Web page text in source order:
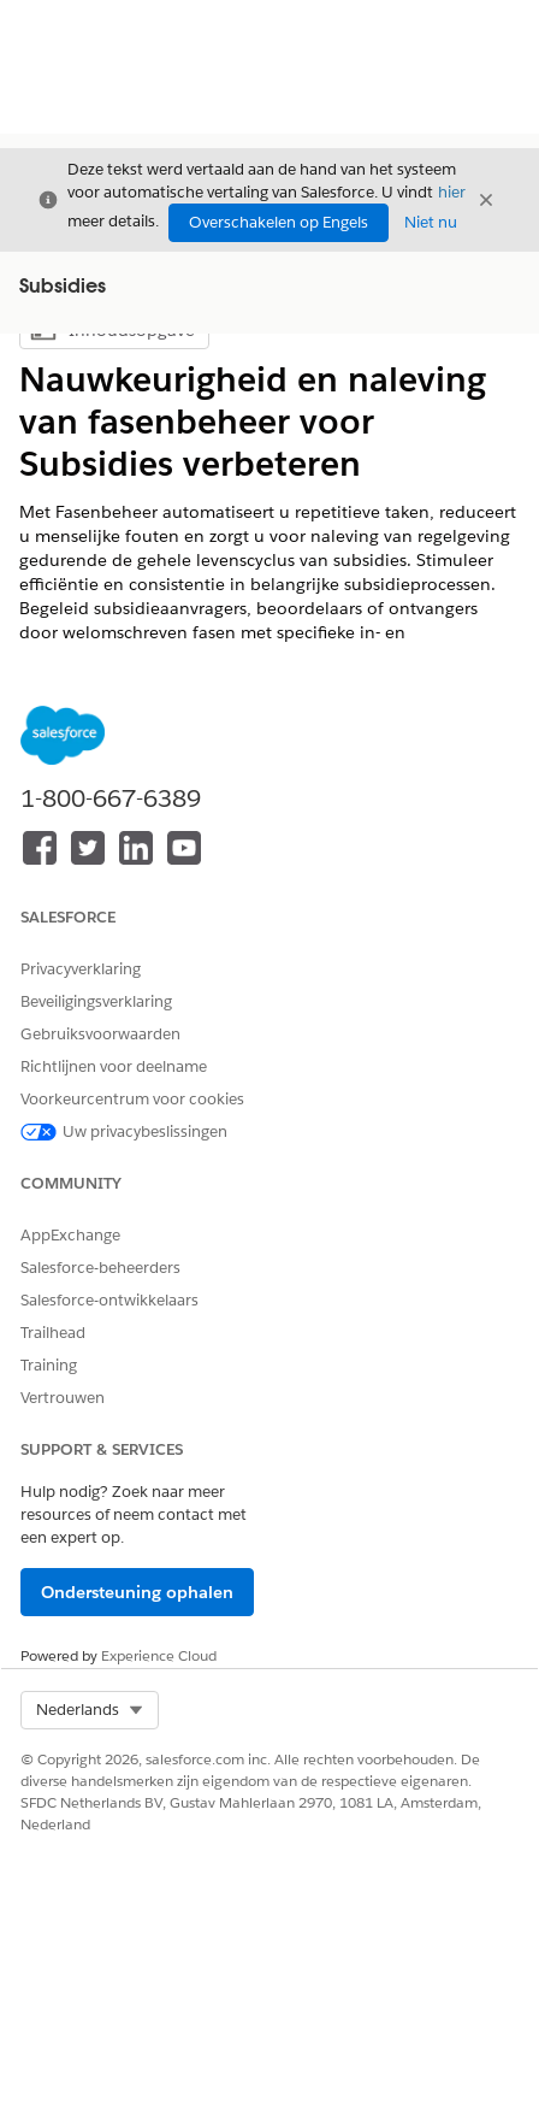
Sluiten
Deze tekst werd vertaald aan de hand van het systeem
voor automatische vertaling van Salesforce. U vindt hier
meer details.
Overschakelen op Engels Niet nu
Sluiten
Subsidies
Inhoudsopgave weergeven
Inhoudsopgave
Nauwkeurigheid en naleving
van fasenbeheer voor
Subsidies verbeteren
Met Fasenbeheer automatiseert u repetitieve taken, reduceert
u menselijke fouten en zorgt u voor naleving van regelgeving
gedurende de gehele levenscyclus van subsidies. Stimuleer
efficiëntie en consistentie in belangrijke subsidieprocessen.
Begeleid subsidieaanvragers, beoordelaars of ontvangers
door welomschreven fasen met specifieke in- en
Beschikbaar in: Lightning Experience
Beschikbaar in: Nonprofit Cloud voor Subsidies en
editionbeschikbaarheid
geoptimaliseerd voor Fasenbeheer. Bij gecombineerd gebruik
Toepassingsbeoordelingen delen wanneer de
toepassingsbeoordeling een specifieke fase ingaat.
ZIE OOK:
Fasenbeheer
HEEFT DIT ARTIKEL UW PROBLEEM OPGELOST?
1-800-667-6389
SALESFORCE
Privacyverklaring
Beveiligingsverklaring
Gebruiksvoorwaarden
Richtlijnen voor deelname
Voorkeurcentrum voor cookies
Uw privacybeslissingen
COMMUNITY
AppExchange
Salesforce-beheerders
Salesforce-ontwikkelaars
Trailhead
Training
Vertrouwen
SUPPORT & SERVICES
Hulp nodig? Zoek naar meer
resources of neem contact met
een expert op.
Ondersteuning ophalen
Powered by Experience Cloud
Nederlands
© Copyright 2026, salesforce.com inc. Alle rechten voorbehouden. De
diverse handelsmerken zijn eigendom van de respectieve eigenaren.
SFDC Netherlands BV, Gustav Mahlerlaan 2970, 1081 LA, Amsterdam,
Nederland